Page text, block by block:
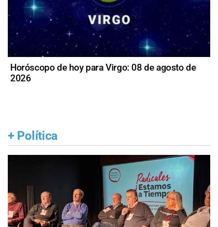
Horóscopo de hoy para Virgo: 08 de agosto de
2026
+ Política